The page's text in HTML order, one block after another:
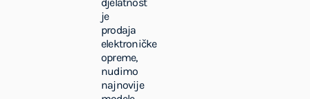
je
prodaja
elektroničke
opreme,
nudimo
najnovije